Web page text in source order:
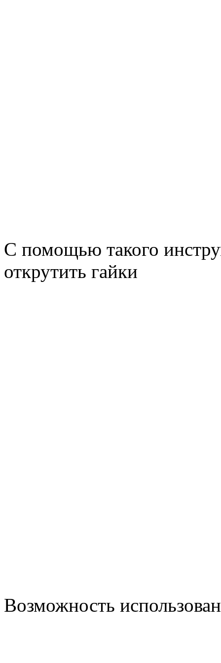
С помощью такого
открутить гайки
Возможность